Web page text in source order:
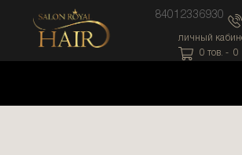
84012336930
личный
0 тов. - 0